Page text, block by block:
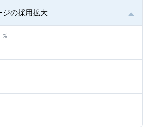
ジの採用拡大